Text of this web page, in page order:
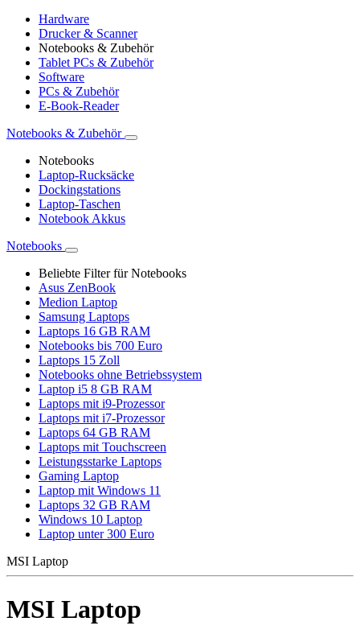
Hardware
Drucker & Scanner
Notebooks & Zubehör
Tablet PCs & Zubehör
Software
PCs & Zubehör
E-Book-Reader
Notebooks & Zubehör
Notebooks
Laptop-Rucksäcke
Dockingstations
Laptop-Taschen
Notebook Akkus
Notebooks
Beliebte Filter für Notebooks
Asus ZenBook
Medion Laptop
Samsung Laptops
Laptops 16 GB RAM
Notebooks bis 700 Euro
Laptops 15 Zoll
Notebooks ohne Betriebssystem
Laptop i5 8 GB RAM
Laptops mit i9-Prozessor
Laptops mit i7-Prozessor
Laptops 64 GB RAM
Laptops mit Touchscreen
Leistungsstarke Laptops
Gaming Laptop
Laptop mit Windows 11
Laptops 32 GB RAM
Windows 10 Laptop
Laptop unter 300 Euro
MSI Laptop
MSI Laptop